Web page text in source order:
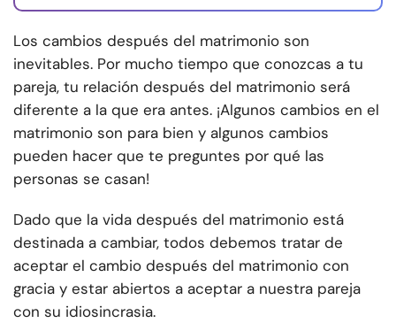
Los cambios después del matrimonio son
inevitables. Por mucho tiempo que conozcas a tu
pareja, tu relación después del matrimonio será
diferente a la que era antes. ¡Algunos cambios en el
matrimonio son para bien y algunos cambios
pueden hacer que te preguntes por qué las
personas se casan!
Dado que la vida después del matrimonio está
destinada a cambiar, todos debemos tratar de
aceptar el cambio después del matrimonio con
gracia y estar abiertos a aceptar a nuestra pareja
con su idiosincrasia.